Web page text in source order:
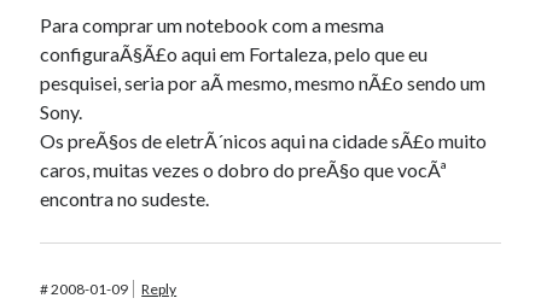
Para comprar um notebook com a mesma
configuraÃ§Ã£o aqui em Fortaleza, pelo que eu
pesquisei, seria por aÃ­ mesmo, mesmo nÃ£o sendo um
Sony.
Os preÃ§os de eletrÃ´nicos aqui na cidade sÃ£o muito
caros, muitas vezes o dobro do preÃ§o que vocÃª
encontra no sudeste.
#2008-01-09 Reply